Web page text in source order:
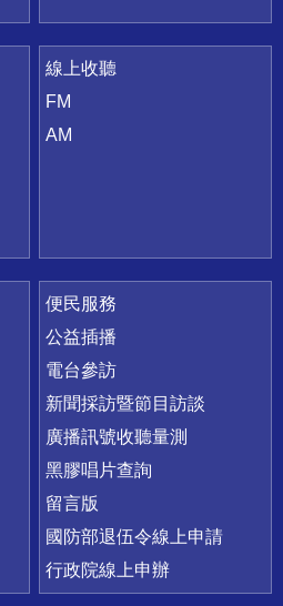
線上收聽
FM
AM
便民服務
公益插播
電台參訪
新聞採訪暨節目訪談
廣播訊號收聽量測
黑膠唱片查詢
留言版
國防部退伍令線上申請
行政院線上申辦